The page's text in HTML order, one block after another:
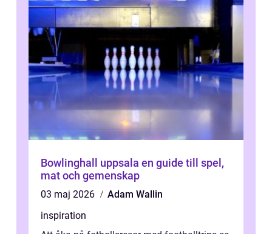
Bowlinghall uppsala en guide till spel,
mat och gemenskap
03 maj 2026
Adam Wallin
inspiration